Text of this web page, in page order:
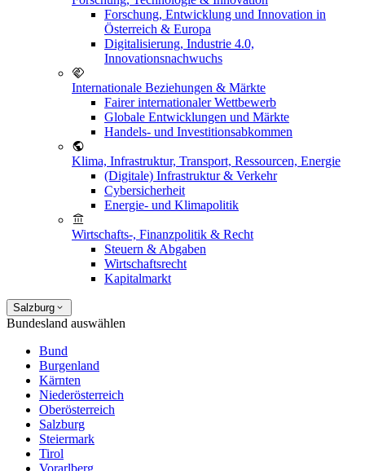
Forschung, Entwicklung und Innovation in
Österreich & Europa
Digitalisierung, Industrie 4.0,
Innovationsnachwuchs
Internationale Beziehungen & Märkte
Fairer internationaler Wettbewerb
Globale Entwicklungen und Märkte
Handels- und Investitionsabkommen
Klima, Infrastruktur, Transport, Ressourcen, Energie
(Digitale) Infrastruktur & Verkehr
Cybersicherheit
Energie- und Klimapolitik
Wirtschafts-, Finanzpolitik & Recht
Steuern & Abgaben
Wirtschaftsrecht
Kapitalmarkt
Salzburg
Bundesland auswählen
Bund
Burgenland
Kärnten
Niederösterreich
Oberösterreich
Salzburg
Steiermark
Tirol
Vorarlberg